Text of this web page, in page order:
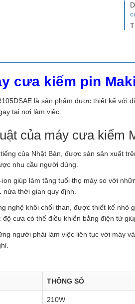
cưa kiếm pin
là sản phẩm được thiết kế với
tại nơi làm việc.
của máy cưa kiếm
của Nhật Bản, được sản sản xuất
nhu cầu người dùng.
giúp làm tăng tuổi thọ máy so với
thời gian quy định.
nghệ khôi chổi than, được thiết kế nhỏ
độ cưa có thể điều khiển bằng điện tử
người phải làm việc liên tục với máy
THÔNG SỐ
210W